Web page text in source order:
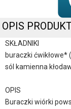
OPIS
SKŁADNIKI
buraczki ćwikłowe*
sól kamienna
OPIS
Buraczki wiórki